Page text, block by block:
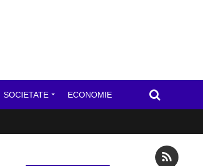
SOCIETATE ECONOMIE